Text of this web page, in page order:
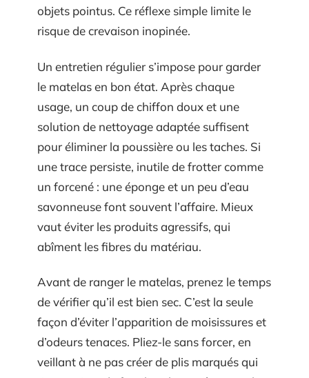
objets pointus. Ce réflexe simple limite le
risque de crevaison inopinée.
Un entretien régulier s’impose pour garder
le matelas en bon état. Après chaque
usage, un coup de chiffon doux et une
solution de nettoyage adaptée suffisent
pour éliminer la poussière ou les taches. Si
une trace persiste, inutile de frotter comme
un forcené : une éponge et un peu d’eau
savonneuse font souvent l’affaire. Mieux
vaut éviter les produits agressifs, qui
abîment les fibres du matériau.
Avant de ranger le matelas, prenez le temps
de vérifier qu’il est bien sec. C’est la seule
façon d’éviter l’apparition de moisissures et
d’odeurs tenaces. Pliez-le sans forcer, en
veillant à ne pas créer de plis marqués qui